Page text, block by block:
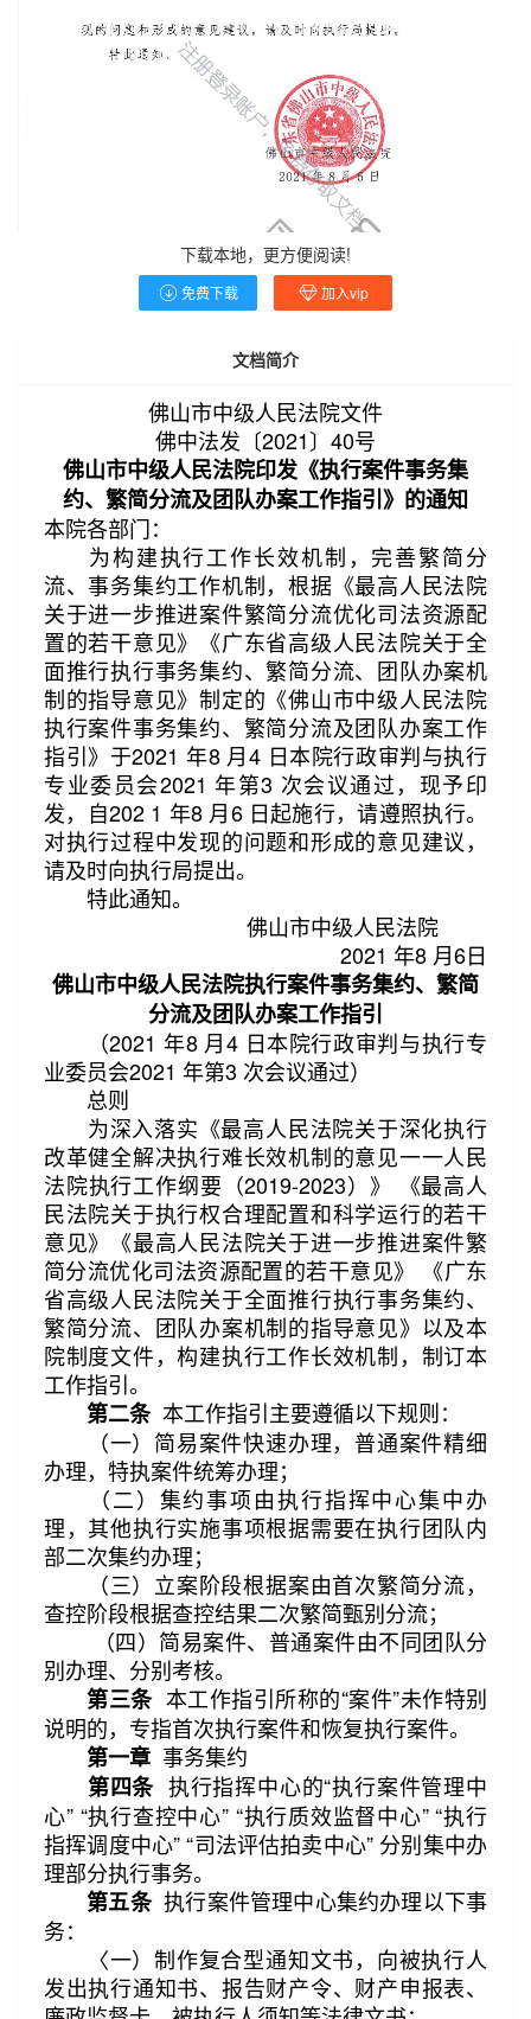
第2/18页
阅读更多
下载本地，更方便阅读!
免费下载 加入vip
文档简介
佛山市中级人民法院文件
佛中法发〔2021〕40号
佛山市中级人民法院印发《执行案件事务集
约、繁简分流及团队办案工作指引》的通知
本院各部门：
为构建执行工作长效机制，完善繁简分
流、事务集约工作机制，根据《最高人民法院
关于进一步推进案件繁简分流优化司法资源配
置的若干意见》《广东省高级人民法院关于全
面推行执行事务集约、繁简分流、团队办案机
制的指导意见》制定的《佛山市中级人民法院
执行案件事务集约、繁简分流及团队办案工作
指引》于2021 年8 月4 日本院行政审判与执行
专业委员会2021 年第3 次会议通过，现予印
发，自202 1 年8 月6 日起施行，请遵照执行。
对执行过程中发现的问题和形成的意见建议，
请及时向执行局提出。
特此通知。
佛山市中级人民法院
2021 年8 月6日
佛山市中级人民法院执行案件事务集约、繁简
分流及团队办案工作指引
（2021 年8 月4 日本院行政审判与执行专
业委员会2021 年第3 次会议通过）
总则
为深入落实《最高人民法院关于深化执行
改革健全解决执行难长效机制的意见一一人民
法院执行工作纲要（2019-2023）》 《最高人
民法院关于执行权合理配置和科学运行的若干
意见》《最高人民法院关于进一步推进案件繁
简分流优化司法资源配置的若干意见》 《广东
省高级人民法院关于全面推行执行事务集约、
繁简分流、团队办案机制的指导意见》以及本
院制度文件，构建执行工作长效机制，制订本
工作指引。
第二条本工作指引主要遵循以下规则：
（一）简易案件快速办理，普通案件精细
办理，特执案件统筹办理；
（二）集约事项由执行指挥中心集中办
理，其他执行实施事项根据需要在执行团队内
部二次集约办理；
（三）立案阶段根据案由首次繁简分流，
查控阶段根据查控结果二次繁简甄别分流；
（四）简易案件、普通案件由不同团队分
别办理、分别考核。
第三条本工作指引所称的“案件”未作特别
说明的，专指首次执行案件和恢复执行案件。
第一章 事务集约
第四条 执行指挥中心的“执行案件管理中
心” “执行查控中心” “执行质效监督中心” “执行
指挥调度中心” “司法评估拍卖中心” 分别集中办
理部分执行事务。
第五条执行案件管理中心集约办理以下事
务：
〈一）制作复合型通知文书，向被执行人
发出执行通知书、报告财产令、财产申报表、